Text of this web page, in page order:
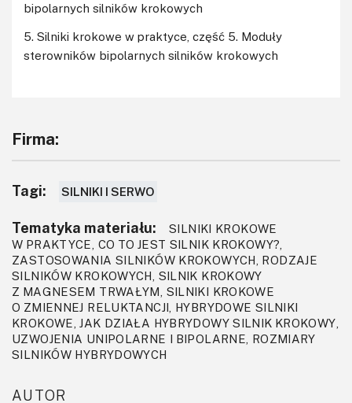
bipolarnych silników krokowych
5. Silniki krokowe w praktyce, część 5. Moduły
sterowników bipolarnych silników krokowych
Firma:
Tagi: SILNIKI I SERWO
Tematyka materiału:
SILNIKI KROKOWE
W PRAKTYCE, CO TO JEST SILNIK KROKOWY?,
ZASTOSOWANIA SILNIKÓW KROKOWYCH, RODZAJE
SILNIKÓW KROKOWYCH, SILNIK KROKOWY
Z MAGNESEM TRWAŁYM, SILNIKI KROKOWE
O ZMIENNEJ RELUKTANCJI, HYBRYDOWE SILNIKI
KROKOWE, JAK DZIAŁA HYBRYDOWY SILNIK KROKOWY,
UZWOJENIA UNIPOLARNE I BIPOLARNE, ROZMIARY
SILNIKÓW HYBRYDOWYCH
AUTOR